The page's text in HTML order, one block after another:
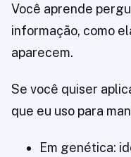
Você aprende
informação, como
aparecem.
Se você quiser
que eu uso para
Em genética: